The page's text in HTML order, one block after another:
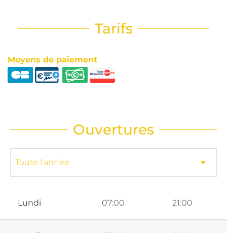
Tarifs
Moyens de paiement
Ouvertures
Lundi 07:00 21:00